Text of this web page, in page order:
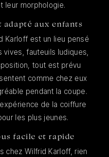
leur morphologie.
adapté aux enfants
Karloff est un lieu pensé
vives, fauteuils ludiques,
tout est prévu
comme chez eux
pendant la coupe.
de la coiffure
les plus jeunes.
facile et rapide
chez Wilfrid Karloff, rien